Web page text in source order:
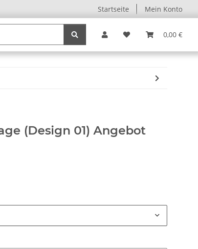
Startseite Mein Konto
0,00 €
(Design 01) Angebot